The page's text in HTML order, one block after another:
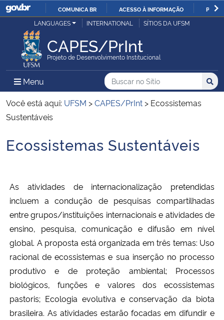
IR
COMUNICA BR ACESSO À INFORMAÇÃO
Ministério da Justiça e Segurança Pública
Ministério da Defesa
Ministério das Relações Exteriores
Ministério da Infraestrutura
Ministério da Educação
Ministério da Cidadania
Ministério da Saúde
Ministério de Minas e Energia
Ministério da Ciência, Tecnologia, Inovações e Comunicações
LANGUAGES INTERNATIONAL SÍTIOS DA UFSM
CAPES/PrInt
Projeto de Desenvolvimento Institucional
Menu Menu Principal do Sítio
Busca
Buscar no no Sítio
Busca:
Você está aqui: UFSM >CAPES/PrInt > Ecossistemas
Sustentáveis
Início do conteúdo
Ecossistemas Sustentáveis
As atividades de internacionalização pretendidas
incluem a condução de pesquisas compartilhadas
entre grupos/instituições internacionais e atividades de
ensino, pesquisa, comunicação e difusão em nível
global. A proposta está organizada em três temas: Uso
racional de ecossistemas e sua inserção no processo
produtivo e de proteção ambiental; Processos
biológicos, funções e valores dos ecossistemas
pastoris; Ecologia evolutiva e conservação da biota
brasileira. As atividades estarão focadas em difundir e